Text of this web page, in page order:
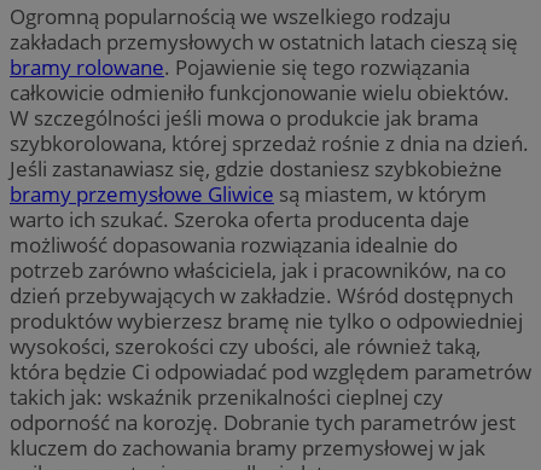
Ogromną popularnością we wszelkiego rodzaju
zakładach przemysłowych w ostatnich latach cieszą się
bramy rolowane. Pojawienie się tego rozwiązania
całkowicie odmieniło funkcjonowanie wielu obiektów.
W szczególności jeśli mowa o produkcie jak brama
szybkorolowana, której sprzedaż rośnie z dnia na dzień.
Jeśli zastanawiasz się, gdzie dostaniesz szybkobieżne
bramy przemysłowe Gliwice są miastem, w którym
warto ich szukać. Szeroka oferta producenta daje
możliwość dopasowania rozwiązania idealnie do
potrzeb zarówno właściciela, jak i pracowników, na co
dzień przebywających w zakładzie. Wśród dostępnych
produktów wybierzesz bramę nie tylko o odpowiedniej
wysokości, szerokości czy ubości, ale również taką,
która będzie Ci odpowiadać pod względem parametrów
takich jak: wskaźnik przenikalności cieplnej czy
odporność na korozję. Dobranie tych parametrów jest
kluczem do zachowania bramy przemysłowej w jak